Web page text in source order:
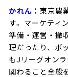
ゼルビアフッ
かれん： 東京農
す。マーケティ
準備・運営・撤
理だったり、ポ
もJリーグオン
関わること全般